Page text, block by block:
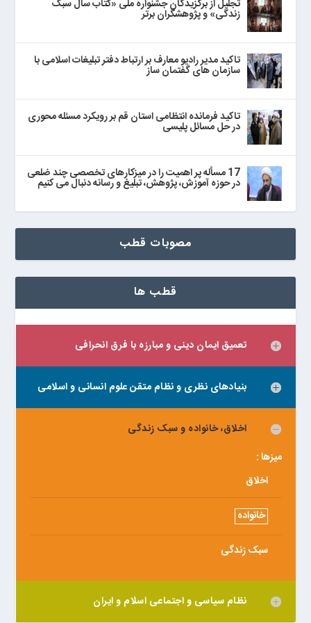
تجلیل از برگزیدگان جشنواره ملی «کتاب سال سبک
زندگی» و پژوهشگران برتر
تاکید مدیر رادیو معارف بر ارتباط دفتر تبلیغات اسلامی با
سازمان های گفتمان ساز
تاکید فرمانده انتظامی استان قم بر رویکرد مسئله محوری
در حل مسائل پلیسی
17 مسأله پر اهمیت را در میزکارهای تخصصی چند ضلعی
در حوزه آموزش، پژوهش، تبلیغ و رسانه دنبال می‌ کنیم
مصوبات قطب
قطب ها
تعمیق ایمان دینی و مبارزه با فرق انحرافی
بنیادهای نظری و نظام متقن علوم انسانی و اسلامی
اخلاق، خانواده و سبک زندگی
میزها :
اخلاق
خانواده
سبک زندگی
نظام سیاسی و اجتماعی اسلام و ایران